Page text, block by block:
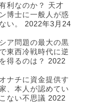
利なのか？ 天才
博士に一般人が惑
い。
2022年3月24
ア問題の最大の黒
東西冷戦時代に逆
得るのは？
2022
ナチに資金提供す
、本人が認めてい
ない不思議 2022